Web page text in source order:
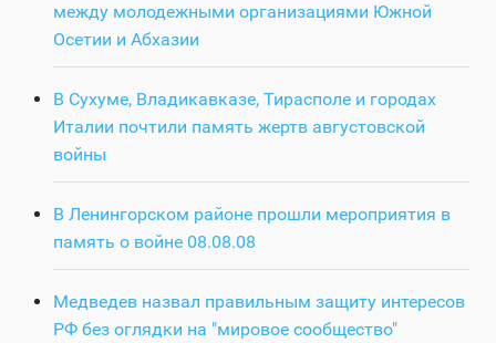
между молодежными организациями Южной
Осетии и Абхазии
В Сухуме, Владикавказе, Тирасполе и городах
Италии почтили память жертв августовской
войны
В Ленингорском районе прошли мероприятия в
память о войне 08.08.08
Медведев назвал правильным защиту интересов
РФ без оглядки на "мировое сообщество"